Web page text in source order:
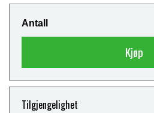
Antall
Kjøp
Tilgjengelighet